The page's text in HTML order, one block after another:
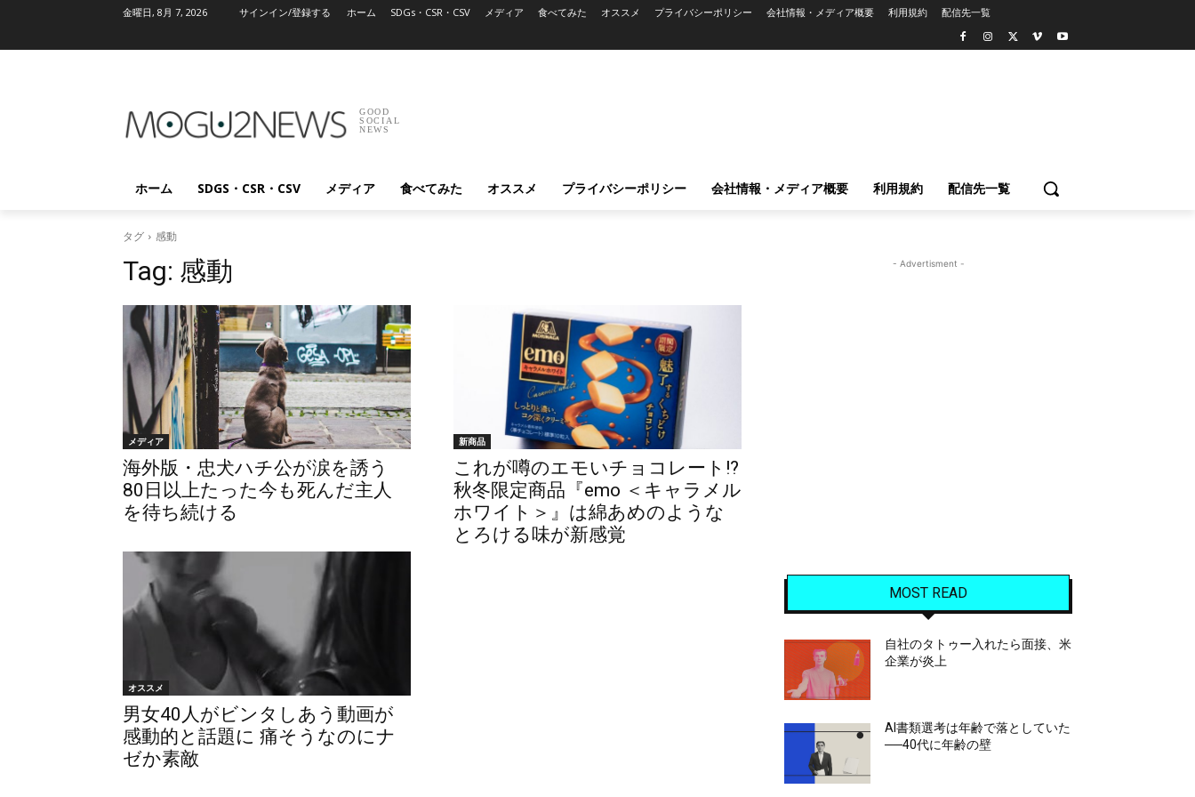
金曜日, 8月 7, 2026 サインイン/登録する ホーム SDGs・CSR・CSV メディア 食べてみた オススメ プライバシーポリシー 会社情報・メディア概要 利用規約 配信先一覧
GOOD
SOCIAL
NEWS
ホーム SDGS・CSR・CSV メディア 食べてみた オススメ プライバシーポリシー 会社情報・メディア概要 利用規約 配信先一覧
タグ 感動
Tag: 感動
メディア
海外版・忠犬ハチ公が涙を誘う
80日以上たった今も死んだ主人
を待ち続ける
新商品
これが噂のエモいチョコレート!?
秋冬限定商品『emo ＜キャラメル
ホワイト＞』は綿あめのような
とろける味が新感覚
オススメ
男女40人がビンタしあう動画が
感動的と話題に 痛そうなのにナ
ゼか素敵
- Advertisment -
MOST READ
自社のタトゥー入れたら面接、米
企業が炎上
AI書類選考は年齢で落としていた
──40代に年齢の壁